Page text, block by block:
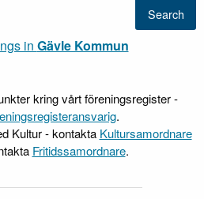
in Gävle Kommun
kring vårt föreningsregister -
.
Kultur - kontakta Kultursamordnare
Fritidssamordnare.